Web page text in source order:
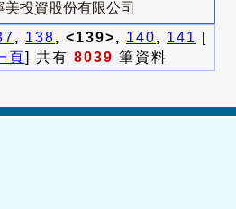
美投資股份有限公司
, 138, <139>, 140, 141
[
頁] 共有 8039 筆資料